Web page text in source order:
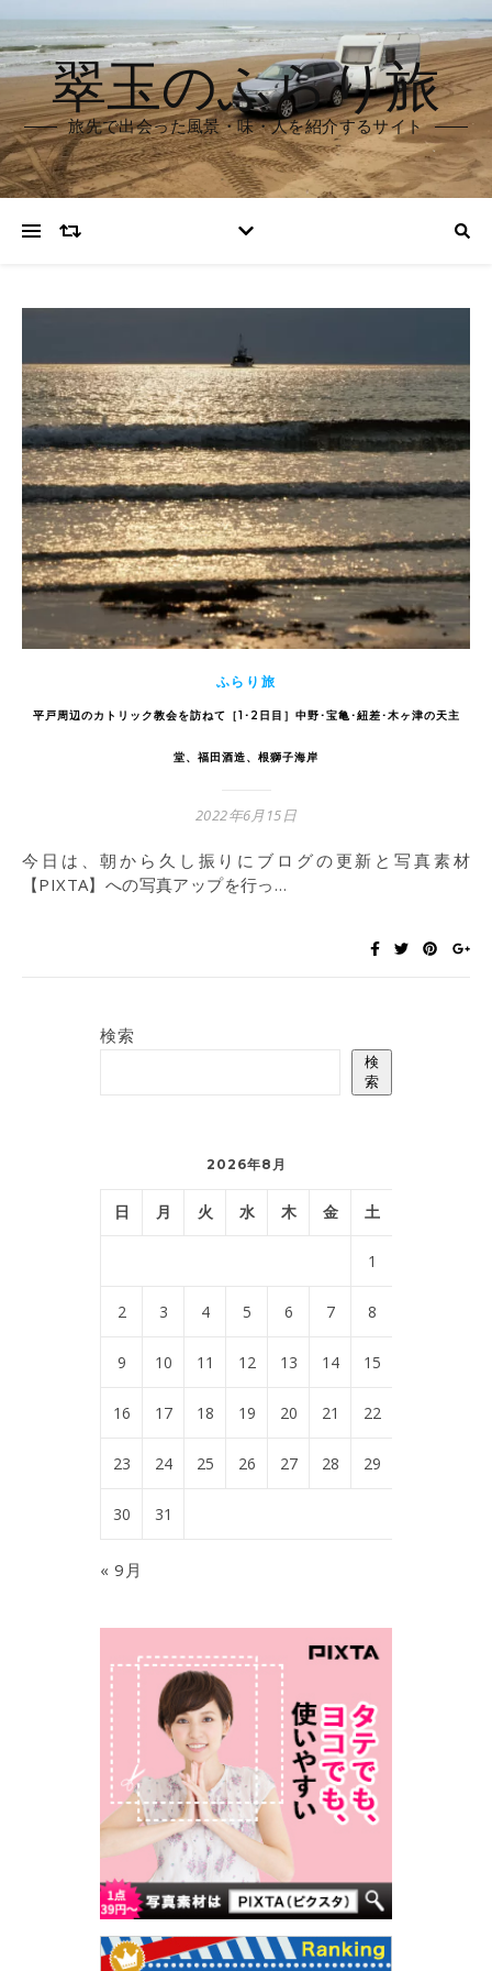
翠玉のふらり旅
旅先で出会った風景・味・人を紹介するサイト
ふらり旅
平戸周辺のカトリック教会を訪ねて［1･2日目］中野･宝亀･紐差･木ヶ津の天主
堂、福田酒造、根獅子海岸
2022年6月15日
今日は、朝から久し振りにブログの更新と写真素材
【PIXTA】への写真アップを行っ…
検索
検
索
2026年8月
日 月 火 水 木 金 土
1
2 3 4 5 6 7 8
9 10 11 12 13 14 15
16 17 18 19 20 21 22
23 24 25 26 27 28 29
30 31
« 9月